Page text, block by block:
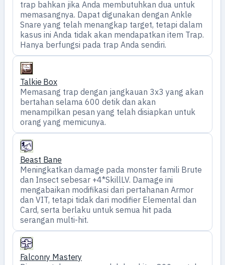
trap bahkan jika Anda membutuhkan dua untuk
memasangnya. Dapat digunakan dengan Ankle
Snare yang telah menangkap target, tetapi dalam
kasus ini Anda tidak akan mendapatkan item Trap.
Hanya berfungsi pada trap Anda sendiri.
Talkie Box
Memasang trap dengan jangkauan 3x3 yang akan
bertahan selama 600 detik dan akan
menampilkan pesan yang telah disiapkan untuk
orang yang memicunya.
Beast Bane
Meningkatkan damage pada monster famili Brute
dan Insect sebesar +4*SkillLV. Damage ini
mengabaikan modifikasi dari pertahanan Armor
dan VIT, tetapi tidak dari modifier Elemental dan
Card, serta berlaku untuk semua hit pada
serangan multi-hit.
Falconry Mastery